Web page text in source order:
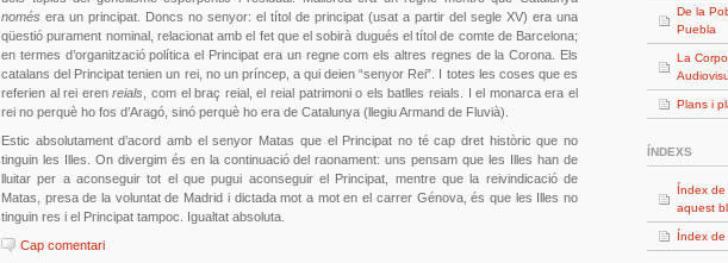
només era un principat. Doncs no senyor: el títol de principat (usat a partir del segle XV) era una
qüestió purament nominal, relacionat amb el fet que el sobirà dugués el títol de comte de Barcelona;
en termes d’organització política el Principat era un regne com els altres regnes de la Corona. Els
catalans del Principat tenien un rei, no un príncep, a qui deien “senyor Rei”. I totes les coses que es
referien al rei erenreials
, com el braç reial, el reial patrimoni o els batlles reials. I el monarca era el
rei no perquè ho fos d’Aragó, sinó perquè ho era de Catalunya (llegiu Armand de Fluvià).
Estic absolutament d’acord amb el senyor Matas que el Principat no té cap dret històric que no
tinguin les Illes. On divergim és en la continuació del raonament: uns pensam que les Illes han de
lluitar per a aconseguir tot el que pugui aconseguir el Principat, mentre que la reivindicació de
Matas, presa de la voluntat de Madrid i dictada mot a mot en el carrer Génova, és que les Illes no
tinguin res i el Principat tampoc. Igualtat absoluta.
Cap comentari
De la
Puebla
La
Plans i
ÍNDEXS
Índex
aquest
Índex